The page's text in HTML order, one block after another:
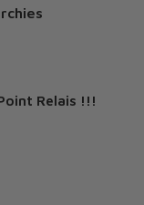
Relais !!!